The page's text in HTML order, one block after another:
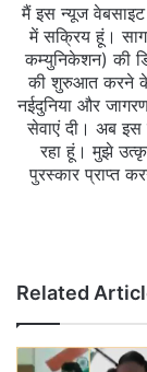
मैं इस न्यूज
में सक्रिय हूं।
कम्युनिकेशन) की
की शुरुआत करने के
नईदुनिया और
सेवाएं दी। अब
रहा हूं। मुझे
पुरस्कार प्राप्त
Related